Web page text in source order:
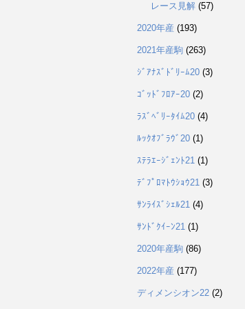
レース見解 (57)
2020年産 (193)
2021年産駒 (263)
ｼﾞｱﾅｽﾞﾄﾞﾘｰﾑ20 (3)
ｺﾞｯﾄﾞﾌﾛｱｰ20 (2)
ﾗｽﾞﾍﾞﾘｰﾀｲﾑ20 (4)
ﾙｯｸｵﾌﾞﾗｳﾞ20 (1)
ｽﾃﾗｴｰｼﾞｪﾝﾄ21 (1)
ﾃﾞﾌﾟﾛﾏﾄｳｼｮｳ21 (3)
ｻﾝﾗｲｽﾞｼｪﾙ21 (4)
ｻﾝﾄﾞｸｲｰﾝ21 (1)
2020年産駒 (86)
2022年産 (177)
ディメンシオン22 (2)